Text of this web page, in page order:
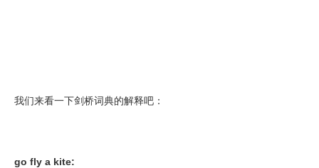
我们来看一下剑桥词典的解释吧：
go fly a kite: